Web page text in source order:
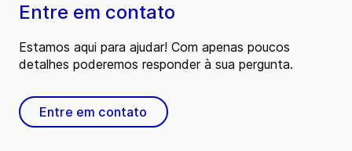
Entre em contato
Estamos aqui para ajudar! Com apenas poucos
detalhes poderemos responder à sua pergunta.
Entre em contato